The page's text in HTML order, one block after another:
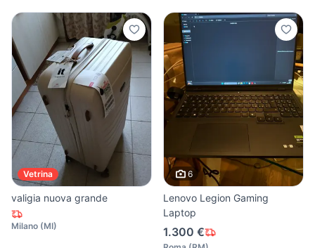
Vetrina
valigia nuova grande
Milano (MI)
6
Lenovo Legion Gaming
Laptop
1.300 €